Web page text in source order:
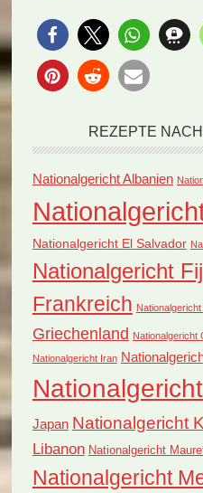
REZEPTE
Nationalgericht Albanien
Nationalgericht El Salvador
Nationalgericht
Frankreich
Griechenland Nationalgericht
Nationalgericht Iran
Japan Nationalgericht
Libanon Nationalgericht
Nationalgericht